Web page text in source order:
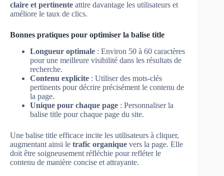
claire et pertinente attire davantage les utilisateurs et
améliore le taux de clics.
Bonnes pratiques pour optimiser la balise title
Longueur optimale : Environ 50 à 60 caractères
pour une meilleure visibilité dans les résultats de
recherche.
Contenu explicite : Utiliser des mots-clés
pertinents pour décrire précisément le contenu de
la page.
Unique pour chaque page : Personnaliser la
balise title pour chaque page du site.
Une balise title efficace incite les utilisateurs à cliquer,
augmentant ainsi le trafic organique vers la page. Elle
doit être soigneusement réfléchie pour refléter le
contenu de manière concise et attrayante.